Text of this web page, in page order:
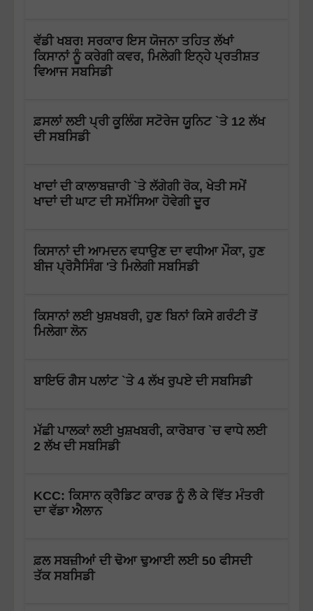
ਵੱਡੀ ਖਬਰ! ਸਰਕਾਰ ਇਸ ਯੋਜਨਾ ਤਹਿਤ ਲੱਖਾਂ
ਕਿਸਾਨਾਂ ਨੂੰ ਕਰੇਗੀ ਕਵਰ, ਮਿਲੇਗੀ ਇਨ੍ਹੇ ਪ੍ਰਤੀਸ਼ਤ
ਵਿਆਜ ਸਬਸਿਡੀ
ਫ਼ਸਲਾਂ ਲਈ ਪ੍ਰੀ ਕੂਲਿੰਗ ਸਟੋਰੇਜ ਯੂਨਿਟ `ਤੇ 12 ਲੱਖ
ਦੀ ਸਬਸਿਡੀ
ਖਾਦਾਂ ਦੀ ਕਾਲਾਬਜ਼ਾਰੀ `ਤੇ ਲੱਗੇਗੀ ਰੋਕ, ਖੇਤੀ ਸਮੇਂ
ਖਾਦਾਂ ਦੀ ਘਾਟ ਦੀ ਸਮੱਸਿਆ ਹੋਵੇਗੀ ਦੂਰ
ਕਿਸਾਨਾਂ ਦੀ ਆਮਦਨ ਵਧਾਉਣ ਦਾ ਵਧੀਆ ਮੌਕਾ, ਹੁਣ
ਬੀਜ ਪ੍ਰੋਸੈਸਿੰਗ 'ਤੇ ਮਿਲੇਗੀ ਸਬਸਿਡੀ
ਕਿਸਾਨਾਂ ਲਈ ਖੁਸ਼ਖਬਰੀ, ਹੁਣ ਬਿਨਾਂ ਕਿਸੇ ਗਰੰਟੀ ਤੋਂ
ਮਿਲੇਗਾ ਲੋਨ
ਬਾਇਓ ਗੈਸ ਪਲਾਂਟ `ਤੇ 4 ਲੱਖ ਰੁਪਏ ਦੀ ਸਬਸਿਡੀ
ਮੱਛੀ ਪਾਲਕਾਂ ਲਈ ਖੁਸ਼ਖਬਰੀ, ਕਾਰੋਬਾਰ `ਚ ਵਾਧੇ ਲਈ
2 ਲੱਖ ਦੀ ਸਬਸਿਡੀ
KCC: ਕਿਸਾਨ ਕ੍ਰੈਡਿਟ ਕਾਰਡ ਨੂੰ ਲੈ ਕੇ ਵਿੱਤ ਮੰਤਰੀ
ਦਾ ਵੱਡਾ ਐਲਾਨ
ਫ਼ਲ ਸਬਜ਼ੀਆਂ ਦੀ ਢੋਆ ਢੁਆਈ ਲਈ 50 ਫੀਸਦੀ
ਤੱਕ ਸਬਸਿਡੀ